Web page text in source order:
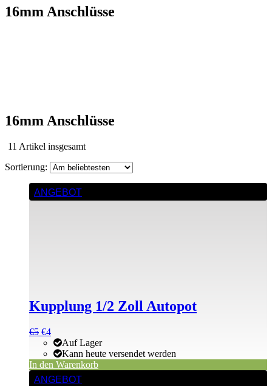
16mm Anschlüsse
16mm Anschlüsse
11 Artikel insgesamtNach
sortiert
ANGEBOT
Kupplung 1/2 Zoll Autopot
Ursprünglicher
Preis
war:
€5
€5Aktueller
Preis
ist:
€5.
€4
Auf Lager
Kann heute versendet werden
In den Warenkorb
ANGEBOT